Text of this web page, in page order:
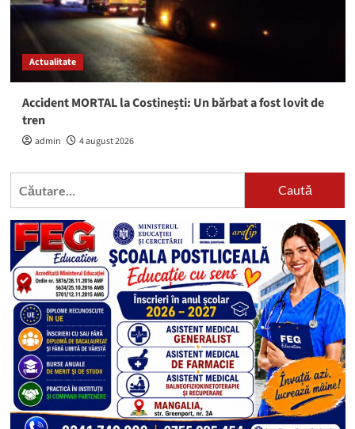
Actualitate
Accident MORTAL la Costinești: Un bărbat a fost lovit de
tren
admin 4 august 2026